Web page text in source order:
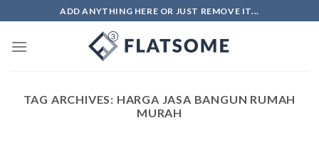
to
content
ADD ANYTHING HERE OR JUST REMOVE IT...
TAG ARCHIVES: HARGA JASA BANGUN RUMAH
MURAH